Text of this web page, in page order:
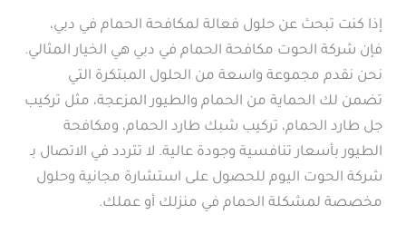
إذا كنت تبحث عن حلول فعالة لمكافحة الحمام في دبي،
فإن شركة الحوت مكافحة الحمام في دبي هي الخيار المثالي.
نحن نقدم مجموعة واسعة من الحلول المبتكرة التي
تضمن لك الحماية من الحمام والطيور المزعجة، مثل تركيب
جل طارد الحمام، تركيب شبك طارد الحمام، ومكافحة
الطيور بأسعار تنافسية وجودة عالية. لا تتردد في الاتصال بـ
شركة الحوت اليوم للحصول على استشارة مجانية وحلول
مخصصة لمشكلة الحمام في منزلك أو عملك.